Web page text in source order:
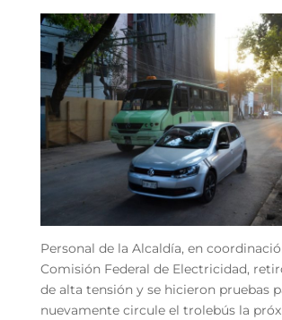
Personal de la Alcaldía, en
Comisión Federal de Electricidad,
de alta tensión y se hicieron pruebas
nuevamente circule el trolebús la